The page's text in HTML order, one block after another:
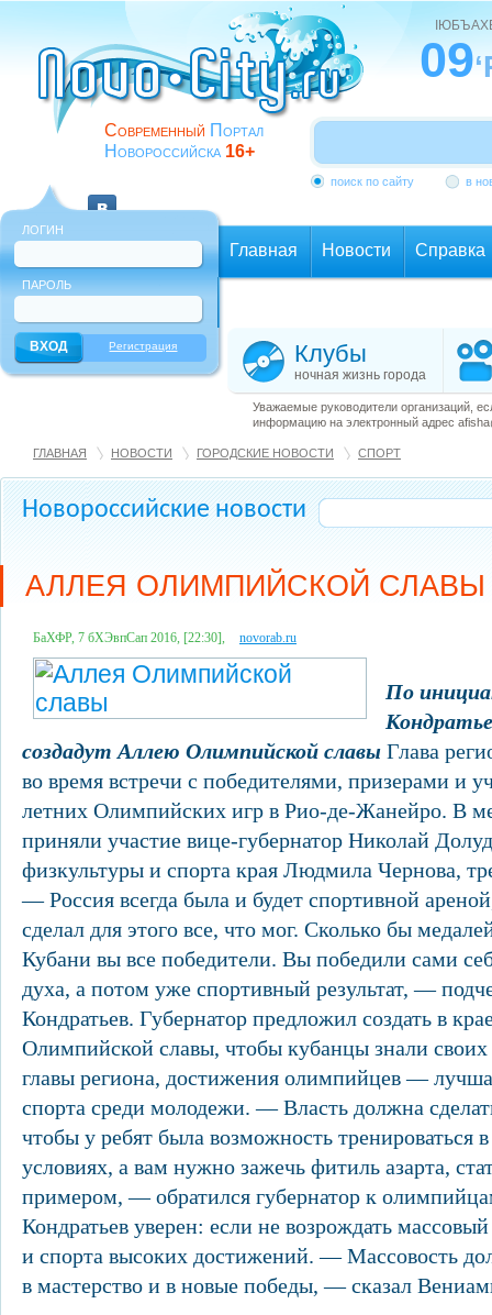
Современный Портал
Новороссийска 16+
09
поиск по сайту в
ЛОГИН
ПАРОЛЬ
Регистрация
Главная Новости Справка
Клубы
ночная жизнь города
Уважаемые руководители организаций,
информацию на электронный адрес
ГЛАВНАЯ НОВОСТИ ГОРОДСКИЕ НОВОСТИ СПОРТ
Новороссийские новости
АЛЛЕЯ ОЛИМПИЙСКОЙ СЛАВЫ
БаХФР, 7 бХЭвпСап 2016, [22:30], novorab.ru
По
создадут Аллею Олимпийской славы Глава
во время встречи с победителями, призерами и
летних Олимпийских игр в Рио-де-Жанейро. В
приняли участие вице-губернатор Николай
физкультуры и спорта края Людмила Чернова,
— Россия всегда была и будет спортивной
сделал для этого все, что мог. Сколько бы
Кубани вы все победители. Вы победили сами
духа, а потом уже спортивный результат, —
Кондратьев. Губернатор предложил создать в
Олимпийской славы, чтобы кубанцы знали
главы региона, достижения олимпийцев —
спорта среди молодежи. — Власть должна
чтобы у ребят была возможность тренироваться
условиях, а вам нужно зажечь фитиль азарта,
примером, — обратился губернатор к
Кондратьев уверен: если не возрождать
и спорта высоких достижений. — Массовость
в мастерство и в новые победы, — сказал